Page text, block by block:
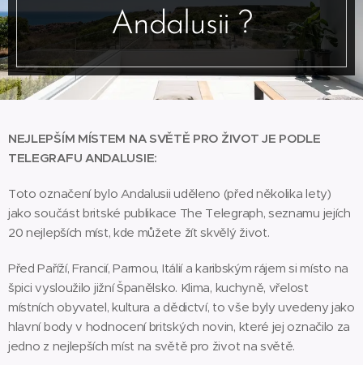
Andalusii ?
NEJLEPŠÍM MÍSTEM NA SVĚTĚ PRO ŽIVOT JE PODLE
TELEGRAFU ANDALUSIE:
Toto označení bylo Andalusii uděleno (před několika lety)
jako součást britské publikace The Telegraph, seznamu jejích
20 nejlepších míst, kde můžete žít skvělý život.
Před Paříží, Francií, Parmou, Itálií a karibským rájem si místo na
špici vysloužilo jižní Španělsko. Klima, kuchyně, vřelost
místních obyvatel, kultura a dědictví, to vše byly uvedeny jako
hlavní body v hodnocení britských novin, které jej označilo za
jedno z nejlepších míst na světě pro život na světě.